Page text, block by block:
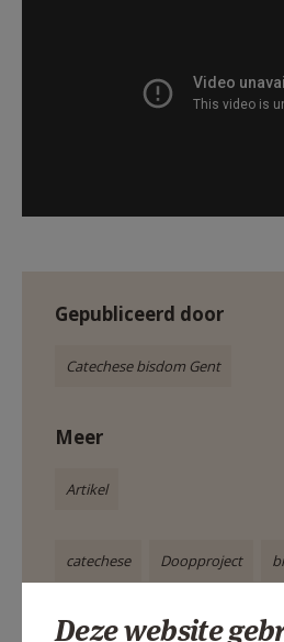
Gepubliceerd door
Catechese bisdom Gent
Meer
Artikel
catechese Doopproject
Deze website